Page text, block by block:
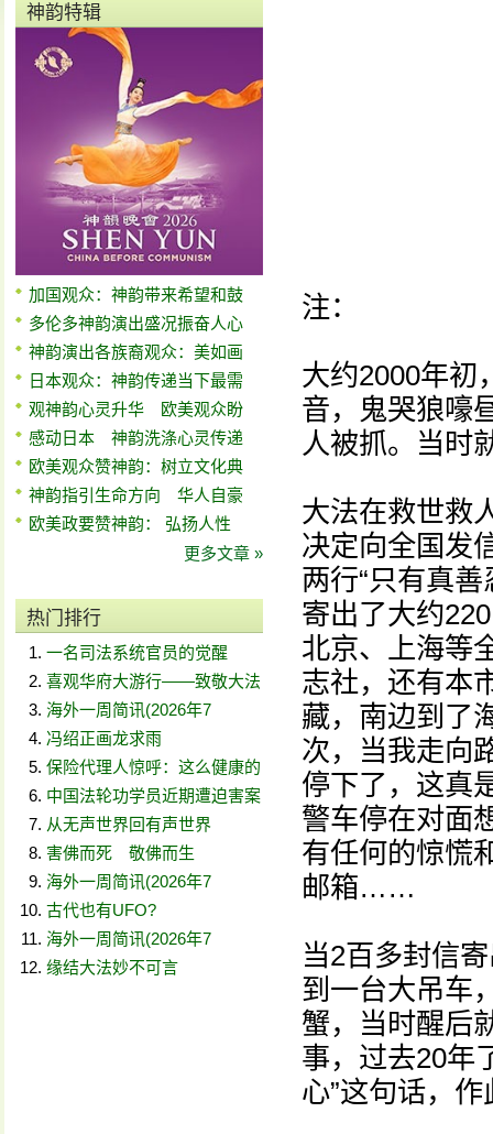
神韵特辑
加国观众：神韵带来希望和鼓
多伦多神韵演出盛况振奋人心
神韵演出各族裔观众：美如画
日本观众：神韵传递当下最需
观神韵心灵升华 欧美观众盼
感动日本 神韵洗涤心灵传递
欧美观众赞神韵：树立文化典
神韵指引生命方向 华人自豪
欧美政要赞神韵： 弘扬人性
更多文章 »
热门排行
一名司法系统官员的觉醒
喜观华府大游行——致敬大法
海外一周简讯(2026年7
冯绍正画龙求雨
保险代理人惊呼：这么健康的
中国法轮功学员近期遭迫害案
从无声世界回有声世界
害佛而死 敬佛而生
海外一周简讯(2026年7
古代也有UFO?
海外一周简讯(2026年7
缘结大法妙不可言
注：
大约2000年初
音，鬼哭狼嚎
人被抓。当时
大法在救世救
决定向全国发
两行“只有真
寄出了大约
北京、上海等
志社，还有本
藏，南边到了
次，当我走向
停下了，这真
警车停在对面
有任何的惊慌
邮箱……
当2百多封信
到一台大吊车
蟹，当时醒后
事，过去20年
心”这句话，